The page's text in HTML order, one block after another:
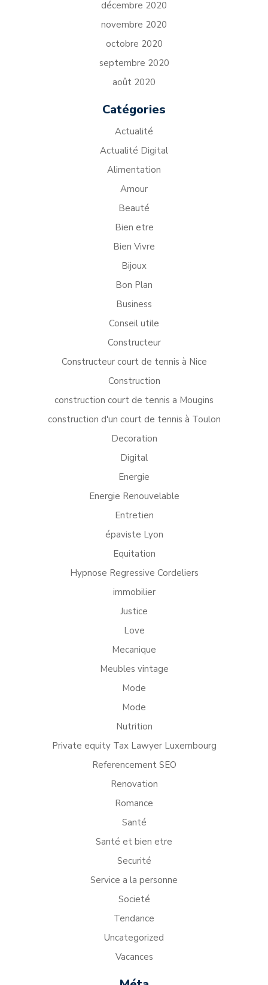
décembre 2020
novembre 2020
octobre 2020
septembre 2020
août 2020
Catégories
Actualité
Actualité Digital
Alimentation
Amour
Beauté
Bien etre
Bien Vivre
Bijoux
Bon Plan
Business
Conseil utile
Constructeur
Constructeur court de tennis à Nice
Construction
construction court de tennis a Mougins
construction d'un court de tennis à Toulon
Decoration
Digital
Energie
Energie Renouvelable
Entretien
épaviste Lyon
Equitation
Hypnose Regressive Cordeliers
immobilier
Justice
Love
Mecanique
Meubles vintage
Mode
Mode
Nutrition
Private equity Tax Lawyer Luxembourg
Referencement SEO
Renovation
Romance
Santé
Santé et bien etre
Securité
Service a la personne
Societé
Tendance
Uncategorized
Vacances